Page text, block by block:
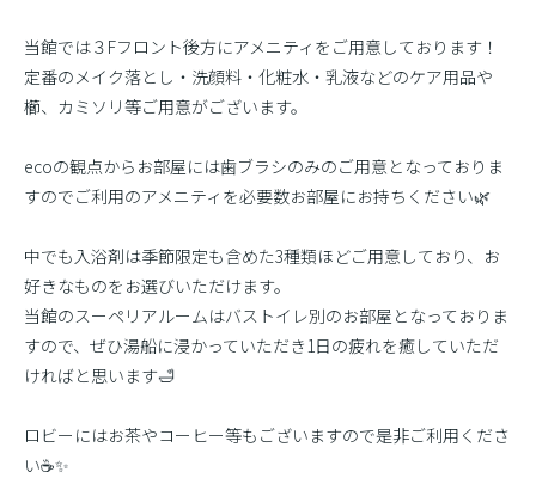
当館では３Fフロント後方にアメニティをご用意しております！
定番のメイク落とし・洗顔料・化粧水・乳液などのケア用品や
櫛、カミソリ等ご用意がございます。
ecoの観点からお部屋には歯ブラシのみのご用意となっておりま
すのでご利用のアメニティを必要数お部屋にお持ちください🌿
中でも入浴剤は季節限定も含めた3種類ほどご用意しており、お
好きなものをお選びいただけます。
当館のスーペリアルームはバストイレ別のお部屋となっておりま
すので、ぜひ湯船に浸かっていただき1日の疲れを癒していただ
ければと思います🛁
ロビーにはお茶やコーヒー等もございますので是非ご利用くださ
い☕✨